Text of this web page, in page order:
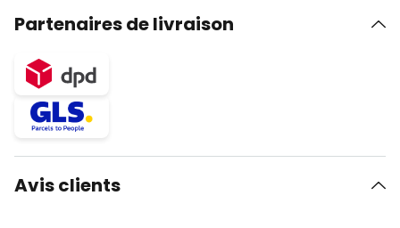
Partenaires de livraison
Avis clients